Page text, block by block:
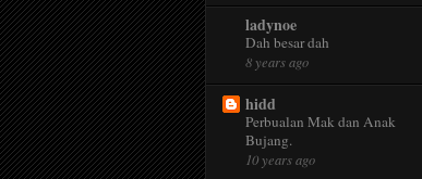
ladynoe
Dah besar dah
8 years ago
hidd
Perbualan Mak dan Anak
Bujang.
10 years ago